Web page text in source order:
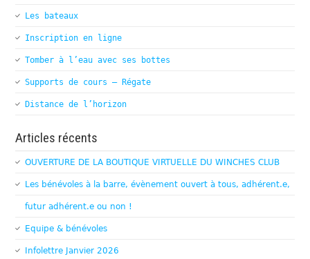
Les bateaux
Inscription en ligne
Tomber à l’eau avec ses bottes
Supports de cours – Régate
Distance de l’horizon
Articles récents
OUVERTURE DE LA BOUTIQUE VIRTUELLE DU WINCHES CLUB
Les bénévoles à la barre, évènement ouvert à tous, adhérent.e,
futur adhérent.e ou non !
Equipe & bénévoles
Infolettre Janvier 2026